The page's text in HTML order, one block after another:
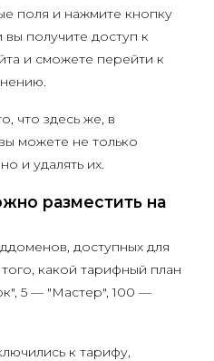
поля и нажмите кнопку
получите доступ к
и сможете перейти к
что здесь же, в
можете не только
и удалять их.
разместить на
доступных для
какой тарифный план
5 — "Мастер", 100 —
к тарифу,